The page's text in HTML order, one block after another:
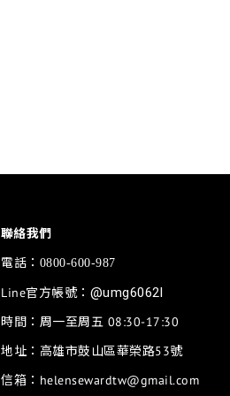
聯絡我們
電話： 0800-600-987
Line官方帳號： @umg6062l
時間：周一至周五 08:30-17:30
地址：高雄市鼓山區華榮路53號
信箱：helensewardtw@gmail.com